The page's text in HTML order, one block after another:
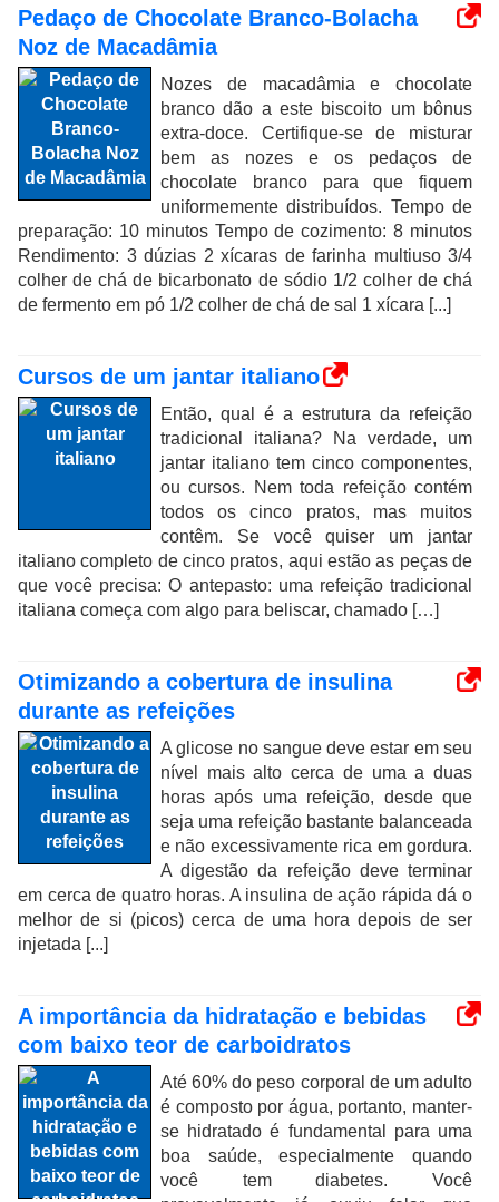
Pedaço de Chocolate Branco-Bolacha
Noz de Macadâmia
Nozes de macadâmia e chocolate
branco dão a este biscoito um bônus
extra-doce. Certifique-se de misturar
bem as nozes e os pedaços de
chocolate branco para que fiquem
uniformemente distribuídos. Tempo de
preparação: 10 minutos Tempo de cozimento: 8 minutos
Rendimento: 3 dúzias 2 xícaras de farinha multiuso 3/4
colher de chá de bicarbonato de sódio 1/2 colher de chá
de fermento em pó 1/2 colher de chá de sal 1 xícara [...]
Cursos de um jantar italiano
Então, qual é a estrutura da refeição
tradicional italiana? Na verdade, um
jantar italiano tem cinco componentes,
ou cursos. Nem toda refeição contém
todos os cinco pratos, mas muitos
contêm. Se você quiser um jantar
italiano completo de cinco pratos, aqui estão as peças de
que você precisa: O antepasto: uma refeição tradicional
italiana começa com algo para beliscar, chamado […]
Otimizando a cobertura de insulina
durante as refeições
A glicose no sangue deve estar em seu
nível mais alto cerca de uma a duas
horas após uma refeição, desde que
seja uma refeição bastante balanceada
e não excessivamente rica em gordura.
A digestão da refeição deve terminar
em cerca de quatro horas. A insulina de ação rápida dá o
melhor de si (picos) cerca de uma hora depois de ser
injetada [...]
A importância da hidratação e bebidas
com baixo teor de carboidratos
Até 60% do peso corporal de um adulto
é composto por água, portanto, manter-
se hidratado é fundamental para uma
boa saúde, especialmente quando
você tem diabetes. Você